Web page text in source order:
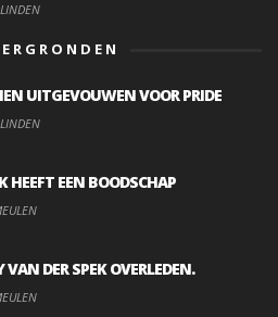
UITGEVOUWEN VOOR PRIDE
HEEFT EEN BOODSCHAP
DER SPEK OVERLEDEN.